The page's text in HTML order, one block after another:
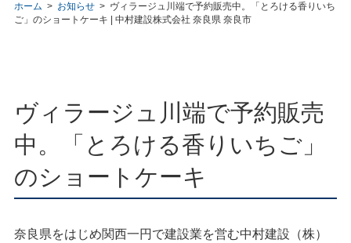
ホーム > お知らせ> ヴィラージュ川端で予約販売中。「とろける香りいち
ご」のショートケーキ | 中村建設株式会社 奈良県 奈良市
ヴィラージュ川端で予約販売
中。「とろける香りいちご」
のショートケーキ
奈良県をはじめ関西一円で建設業を営む中村建設（株）